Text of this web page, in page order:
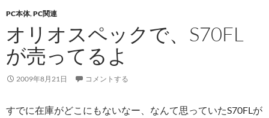
PC本体,PC関連
オリオスペックで、S70FL
が売ってるよ
2009年8月21日 コメントする
すでに在庫がどこにもないなー、なんて思っていたS70FLが